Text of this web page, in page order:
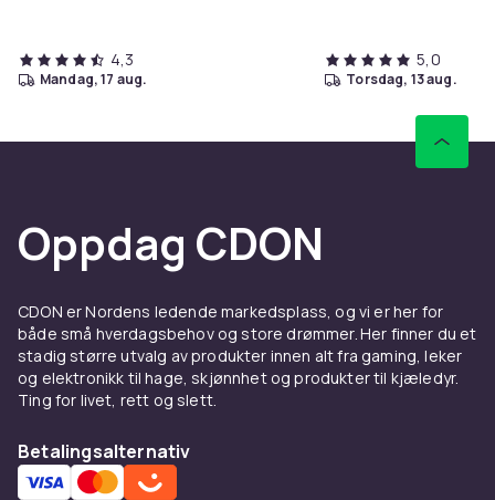
4,3
mandag, 17 aug.
5,0
torsdag, 13 aug.
Oppdag CDON
CDON er Nordens ledende markedsplass, og vi er her for
både små hverdagsbehov og store drømmer. Her finner du et
stadig større utvalg av produkter innen alt fra gaming, leker
og elektronikk til hage, skjønnhet og produkter til kjæledyr.
Ting for livet, rett og slett.
Betalingsalternativ